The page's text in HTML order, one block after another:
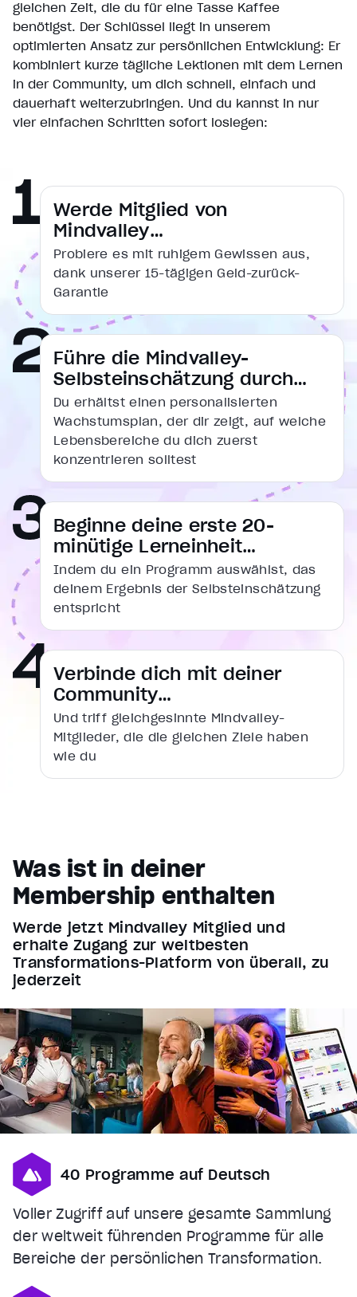
Video Player is loading.
Play Video
Pause
Unmute
Current Time 0:16
Duration1:14
Loaded:47.26%
Stream Type
Seek to live, currently behind live
Chapters
Chapters
Descriptions
descriptions off, selected
Subtitles
subtitles settings
subtitles off
, selected
Audio Track
Fullscreen
This is a modal window.
Beginning of dialog window. Escape will cancel and
Text
Color
Transparency
Background
Color
Transparency
Window
Color
Transparency
Font Size
gleichen Zeit, die du für eine Tasse Kaffee
benötigst. Der Schlüssel liegt in unserem
optimierten Ansatz zur persönlichen Entwicklung: Er
kombiniert kurze tägliche Lektionen mit dem Lernen
in der Community, um dich schnell, einfach und
dauerhaft weiterzubringen. Und du kannst in nur
vier einfachen Schritten sofort loslegen:
Werde Mitglied von
Mindvalley…
Probiere es mit ruhigem Gewissen aus,
dank unserer 15-tägigen Geld-zurück-
Garantie
Führe die Mindvalley-
Selbsteinschätzung durch…
Du erhältst einen personalisierten
Wachstumsplan, der dir zeigt, auf welche
Lebensbereiche du dich zuerst
konzentrieren solltest
Beginne deine erste 20-
minütige Lerneinheit…
Indem du ein Programm auswählst, das
deinem Ergebnis der Selbsteinschätzung
entspricht
Verbinde dich mit deiner
Community…
Und triff gleichgesinnte Mindvalley-
Mitglieder, die die gleichen Ziele haben
wie du
Was ist in deiner
Membership enthalten
Werde jetzt Mindvalley Mitglied und
erhalte Zugang zur weltbesten
Transformations-Platform von überall, zu
jederzeit
40 Programme auf Deutsch
Voller Zugriff auf unsere gesamte Sammlung
der weltweit führenden Programme für alle
Bereiche der persönlichen Transformation.